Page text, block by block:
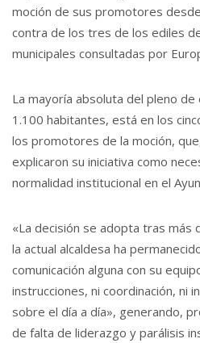
moción de sus promotores
contra de los tres de los ediles
municipales consultadas por
La mayoría absoluta del pleno
1.100 habitantes, está en los
los promotores de la moción,
explicaron su iniciativa como
normalidad institucional en el
«La decisión se adopta tras más
la actual alcaldesa ha
comunicación alguna con su
instrucciones, ni coordinación, ni
sobre el día a día», generando,
de falta de liderazgo y parálisis